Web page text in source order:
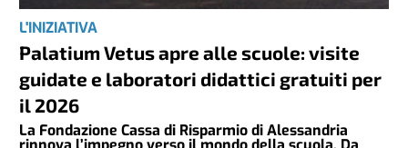
L'INIZIATIVA
Palatium Vetus apre alle scuole: visite
guidate e laboratori didattici gratuiti per
il 2026
La Fondazione Cassa di Risparmio di Alessandria